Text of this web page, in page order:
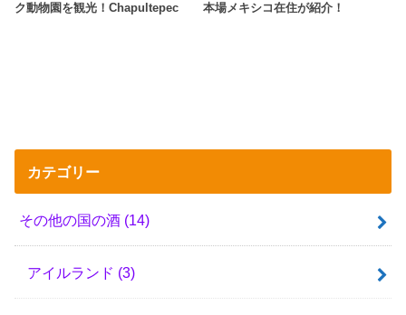
ク動物園を観光！Chapultepec
本場メキシコ在住が紹介！
カテゴリー
その他の国の酒 (14)
アイルランド (3)